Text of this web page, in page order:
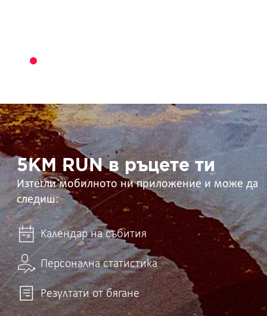
5KM
RUN
в
ръцете
ти 5KM RUN в ръцете ти
Изтегли мобилното ни приложение и може да
следиш:
Календар на събития
Персонална статистика
Резултати от бягане